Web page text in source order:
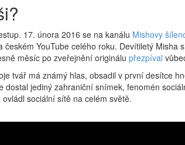
17. února 2016 se na kanálu Mishovy
českém YouTube celého roku. Devítiletý
měsíc po zveřejnění originálu přezpíval
tvář má známý hlas, obsadil v první desítce
jediný zahraniční snímek, fenomén
sociální sítě na celém světě.